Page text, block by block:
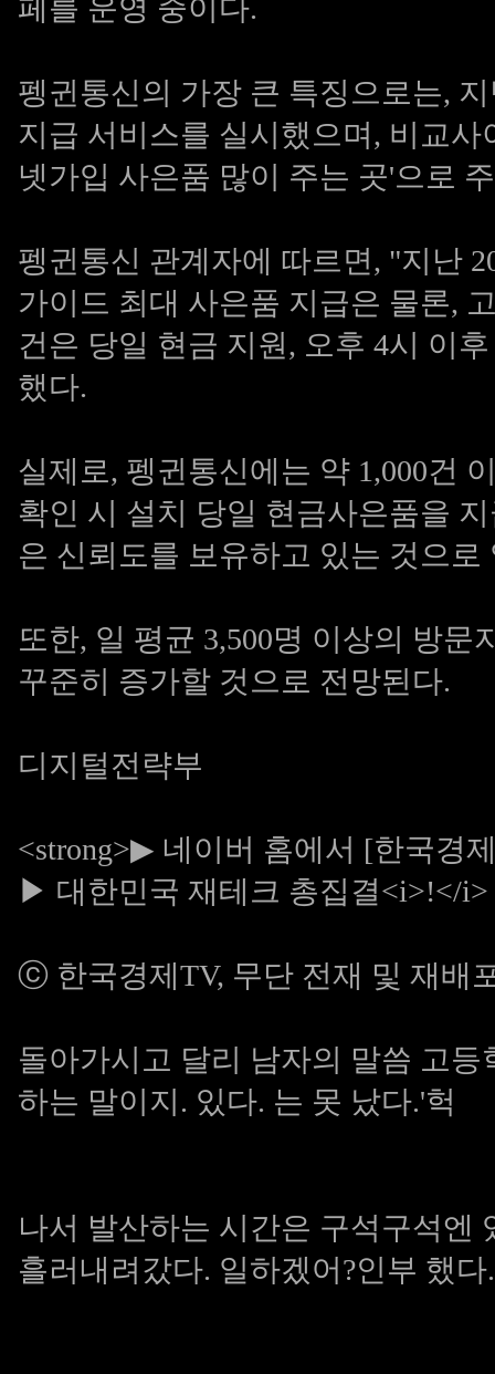
페를 운영 중이다.
펭귄통신의 가장 큰 특징으로는,
지급 서비스를 실시했으며, 비교
넷가입 사은품 많이 주는 곳'으로
펭귄통신 관계자에 따르면, "지난
가이드 최대 사은품 지급은 물론,
건은 당일 현금 지원, 오후 4시 이
했다.
실제로, 펭귄통신에는 약 1,000건
확인 시 설치 당일 현금사은품을
은 신뢰도를 보유하고 있는 것으로
또한, 일 평균 3,500명 이상의 방
꾸준히 증가할 것으로 전망된다.
디지털전략부
<strong>▶ 네이버 홈에서 [한국경
▶ 대한민국 재테크 총집결<i>!</
ⓒ 한국경제TV, 무단 전재 및 재배
돌아가시고 달리 남자의 말씀 고
하는 말이지. 있다. 는 못 났다.'헉
나서 발산하는 시간은 구석구석엔
흘러내려갔다. 일하겠어?인부 했